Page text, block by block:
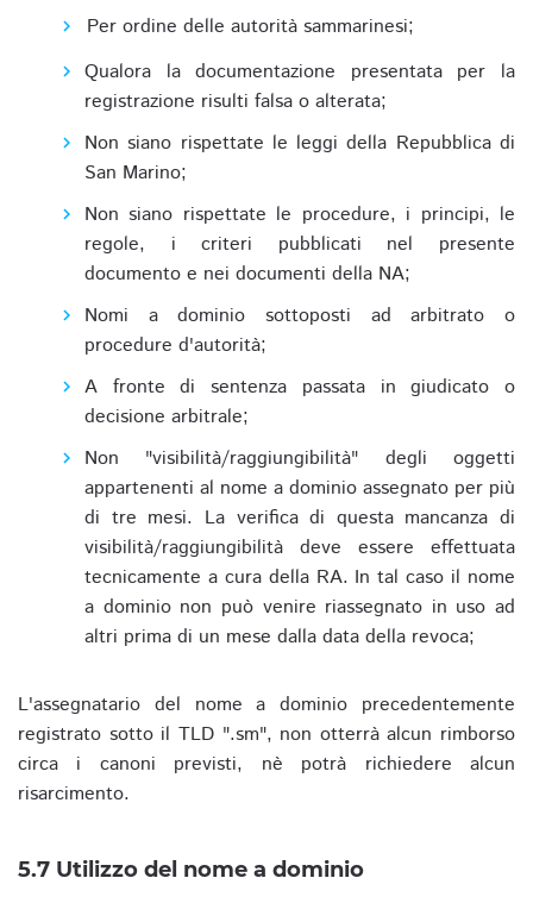
Per ordine delle autorità sammarinesi;
Qualora la documentazione presentata per la
registrazione risulti falsa o alterata;
Non siano rispettate le leggi della Repubblica di
San Marino;
Non siano rispettate le procedure, i principi, le
regole, i criteri pubblicati nel presente
documento e nei documenti della NA;
Nomi a dominio sottoposti ad arbitrato o
procedure d'autorità;
A fronte di sentenza passata in giudicato o
decisione arbitrale;
Non "visibilità/raggiungibilità" degli oggetti
appartenenti al nome a dominio assegnato per più
di tre mesi. La verifica di questa mancanza di
visibilità/raggiungibilità deve essere effettuata
tecnicamente a cura della RA. In tal caso il nome
a dominio non può venire riassegnato in uso ad
altri prima di un mese dalla data della revoca;
L'assegnatario del nome a dominio precedentemente
registrato sotto il TLD ".sm", non otterrà alcun rimborso
circa i canoni previsti, nè potrà richiedere alcun
risarcimento.
5.7 Utilizzo del nome a dominio